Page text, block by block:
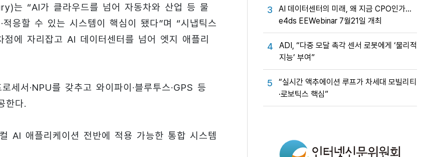
는 “AI가 클라우드를 넘어 자동차와 산업 등 물
적응할 수 있는 시스템이 핵심이 됐다”며 “시냅틱스
에 자리잡고 AI 데이터센터를 넘어 엣지 애플리
서·NPU를 갖추고 와이파이·블루투스·GPS 등
한다.
AI 애플리케이션 전반에 적용 가능한 통합 시스템
3
AI 데이터센터의 미래, 왜 지금 CPO인가…
e4ds EEWebinar 7월21일 개최
4
ADI, “다중 모달 촉각 센서 로봇에게 ‘물리적
지능’ 부여”
5
“실시간 액추에이션 루프가 차세대 모빌리티
·로보틱스 핵심”